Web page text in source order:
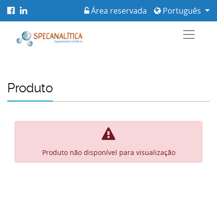
Português
Área reservada
Produto
Produto não disponível para visualização